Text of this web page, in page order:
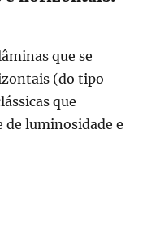
que se
(do tipo
que
de luminosidade e